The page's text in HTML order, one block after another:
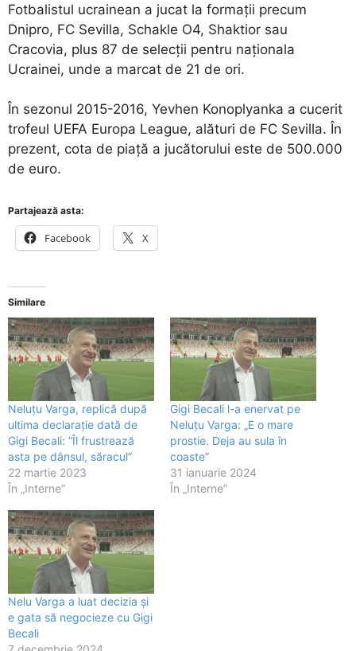
Fotbalistul ucrainean a jucat la formații precum
Dnipro, FC Sevilla, Schakle O4, Shaktior sau
Cracovia, plus 87 de selecții pentru naționala
Ucrainei, unde a marcat de 21 de ori.
În sezonul 2015-2016, Yevhen Konoplyanka a cucerit
trofeul UEFA Europa League, alături de FC Sevilla. În
prezent, cota de piață a jucătorului este de 500.000
de euro.
Partajează asta:
Facebook X
Similare
Neluțu Varga, replică după
ultima declarație dată de
Gigi Becali: ”Îl frustrează
asta pe dânsul, săracul”
22 martie 2023
În „Interne”
Gigi Becali l-a enervat pe
Neluțu Varga: „E o mare
prostie. Deja au sula în
coaste”
31 ianuarie 2024
În „Interne”
Nelu Varga a luat decizia și
e gata să negocieze cu Gigi
Becali